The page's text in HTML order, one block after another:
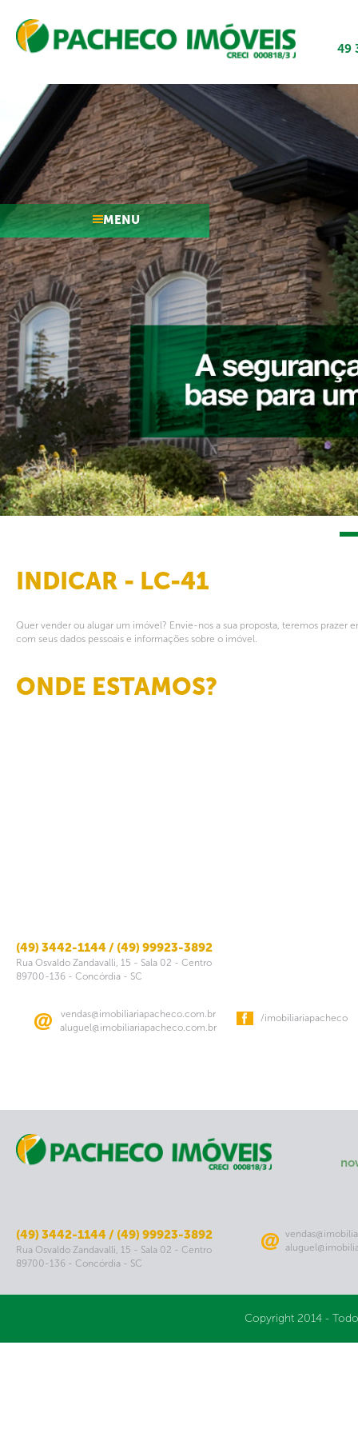
49
MENU
INDICAR - LC-41
Quer vender ou alugar um imóvel? Envie-nos a sua proposta, teremos prazer
com seus dados pessoais e informações sobre o imóvel.
ONDE ESTAMOS?
(49) 3442-1144 / (49) 99923-3892
Rua Osvaldo Zandavalli, 15 - Sala 02 - Centro
89700-136 - Concórdia - SC
vendas@imobiliariapacheco.com.br
aluguel@imobiliariapacheco.com.br
/imobiliariapacheco
(49) 3442-1144 / (49) 99923-3892
Rua Osvaldo Zandavalli, 15 - Sala 02 - Centro
89700-136 - Concórdia - SC
Copyright 2014 -